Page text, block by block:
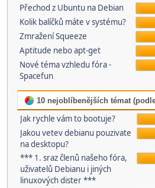
Přechod z Ubuntu na Debian
Kolik balíčků máte v systému?
Zmražení Squeeze
Aptitude nebo apt-get
Nové téma vzhledu fóra -
Spacefun
10 nejoblíbenějších témat
Jak rychle vám to bootuje?
Jakou vetev debianu pouzivate
na desktopu?
*** 1. sraz členů našeho fóra,
uživatelů Debianu i jiných
linuxových dister ***